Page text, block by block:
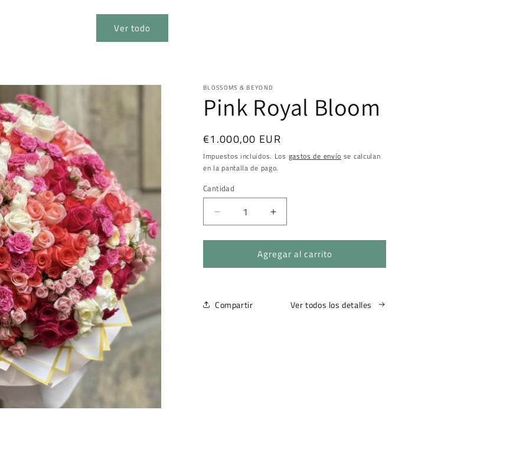
Ver todo
BLOSSOMS & BEYOND
Pink Royal Bloom
Precio
habitual
€1.000,00 EUR
Impuestos incluidos. Los gastos de envío se calculan
en la pantalla de pago.
Cantidad
Cantidad
Reducir
cantidad
para
Royal
Aumentar
cantidad
para
Pink
Royal
Agregar al carrito
Compartir Ver todos los detalles